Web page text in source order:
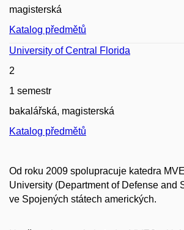
magisterská
Katalog předmětů
University of Central Florida
2
1 semestr
bakalářská, magisterská
Katalog předmětů
Od roku 2009 spolupracuje katedra
University (Department of Defense and
ve Spojených státech amerických.